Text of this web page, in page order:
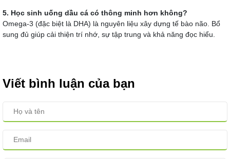
5. Học sinh uống dầu cá có thông minh hơn không?
Omega-3 (đặc biệt là DHA) là nguyên liệu xây dựng tế bào não. Bổ
sung đủ giúp cải thiện trí nhớ, sự tập trung và khả năng đọc hiểu.
Viết bình luận của bạn